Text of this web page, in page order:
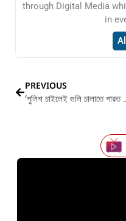
through Digital Media
in
PREVIOUS
‘পুলিশ চাইলেই গুলি